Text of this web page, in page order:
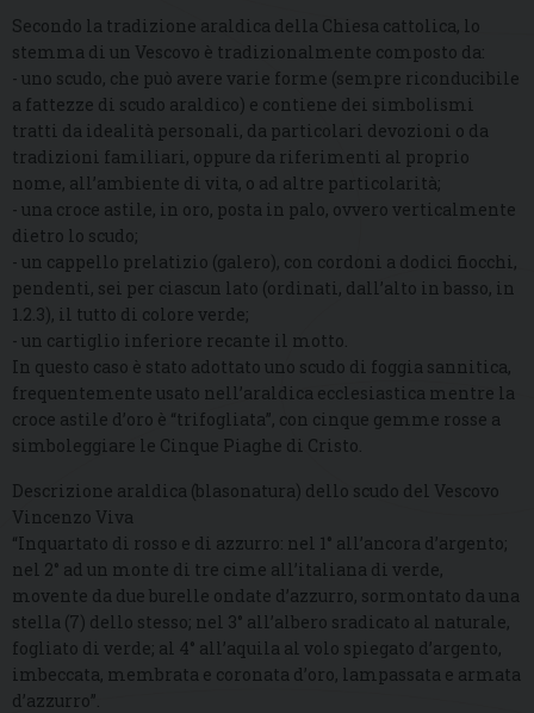
Secondo la tradizione araldica della Chiesa cattolica, lo
stemma di un Vescovo è tradizionalmente composto da:
- uno scudo, che può avere varie forme (sempre riconducibile
a fattezze di scudo araldico) e contiene dei simbolismi
tratti da idealità personali, da particolari devozioni o da
tradizioni familiari, oppure da riferimenti al proprio
nome, all’ambiente di vita, o ad altre particolarità;
- una croce astile, in oro, posta in palo, ovvero verticalmente
dietro lo scudo;
- un cappello prelatizio (galero), con cordoni a dodici fiocchi,
pendenti, sei per ciascun lato (ordinati, dall’alto in basso, in
1.2.3), il tutto di colore verde;
- un cartiglio inferiore recante il motto.
In questo caso è stato adottato uno scudo di foggia sannitica,
frequentemente usato nell’araldica ecclesiastica mentre la
croce astile d’oro è “trifogliata”, con cinque gemme rosse a
simboleggiare le Cinque Piaghe di Cristo.
Descrizione araldica (blasonatura) dello scudo del Vescovo
Vincenzo Viva
“Inquartato di rosso e di azzurro: nel 1° all’ancora d’argento;
nel 2° ad un monte di tre cime all’italiana di verde,
movente da due burelle ondate d’azzurro, sormontato da una
stella (7) dello stesso; nel 3° all’albero sradicato al naturale,
fogliato di verde; al 4° all’aquila al volo spiegato d’argento,
imbeccata, membrata e coronata d’oro, lampassata e armata
d’azzurro”.